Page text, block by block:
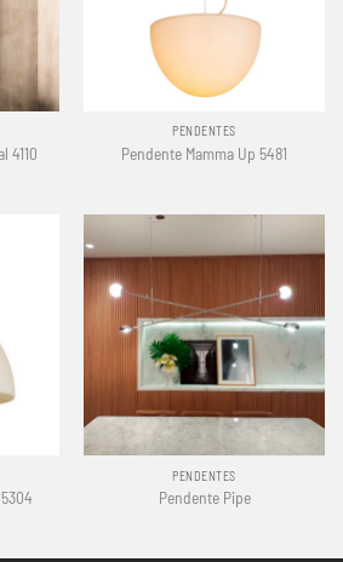
4110
PENDENTES
Pendente Mamma Up 5481
PENDENTES
Pendente Pipe